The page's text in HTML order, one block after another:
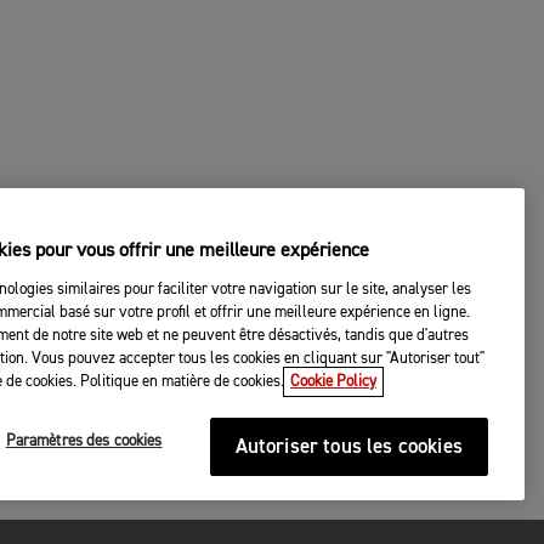
pour vous offrir une meilleure expérience
similaires pour faciliter votre navigation sur le site, analyser les
basé sur votre profil et offrir une meilleure expérience en ligne.
de notre site web et ne peuvent être désactivés, tandis que d'autres
Vous pouvez accepter tous les cookies en cliquant sur "Autoriser tout"
cookies. Politique en matière de cookies. Cookie Policy
Paramètres des cookies Autoriser tous les cookies